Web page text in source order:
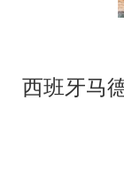
西班牙马